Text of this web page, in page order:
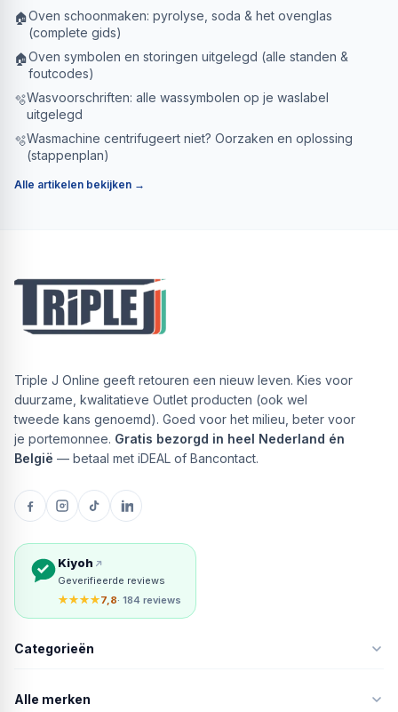
🏠Oven schoonmaken: pyrolyse, soda & het ovenglas
(complete gids)
🏠Oven symbolen en storingen uitgelegd (alle standen &
foutcodes)
🫧Wasvoorschriften: alle wassymbolen op je waslabel
uitgelegd
🫧Wasmachine centrifugeert niet? Oorzaken en oplossing
(stappenplan)
Alle artikelen bekijken →
Triple J Online geeft retouren een nieuw leven. Kies voor
duurzame, kwalitatieve Outlet producten (ook wel
tweede kans genoemd). Goed voor het milieu, beter voor
je portemonnee. Gratis bezorgd in heel Nederland én
België — betaal met iDEAL of Bancontact.
Kiyoh
Geverifieerde reviews
★★★★7,8· 184 reviews
Categorieën
Alle merken